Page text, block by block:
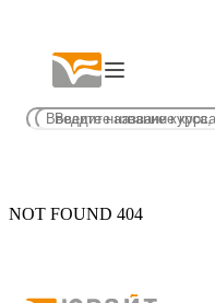
NOT FOUND 404